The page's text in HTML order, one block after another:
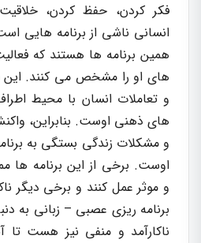
فکر کردن، حفظ کردن،
انسانی ناشی از برنامه هایی
همین برنامه ها هستند که
های او را مشخص می کنند. این
و تعاملات انسان با محیط
های ذهنی اوست. بنابراین،
و مشکلات زندگی بستگی به
اوست. برخی از این برنامه ها
و موثر عمل کنند و برخی دیگر
برنامه ریزی عصبی – زبانی به
ناکارآمد و منفی نیز هست تا